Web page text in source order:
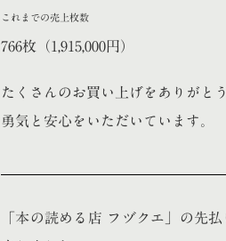
これまでの売上枚数
766枚（1,915,000円）
たくさんのお買い上げをありがと
勇気と安心をいただいています。
「本の読める店 フヅクエ」の先